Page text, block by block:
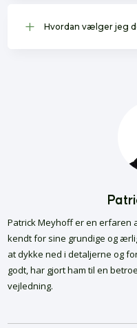
L Hvordan vælger jeg
Patrick Meyhoff er en erfaren
kendt for sine grundige og
at dykke ned i detaljerne og
godt, har gjort ham til en
vejledning.